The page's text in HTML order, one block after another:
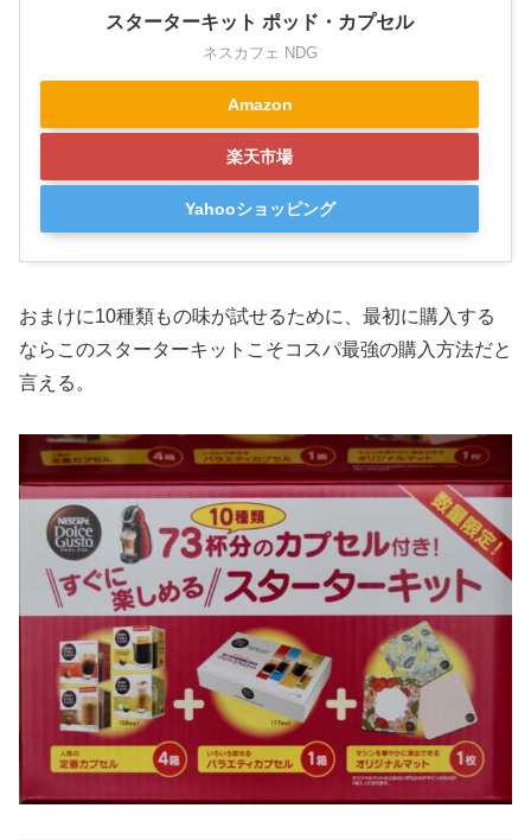
スターターキット ポッド・カプセル
ネスカフェ NDG
Amazon
楽天市場
Yahooショッピング
おまけに10種類もの味が試せるために、最初に購入する
ならこのスターターキットこそコスパ最強の購入方法だと
言える。